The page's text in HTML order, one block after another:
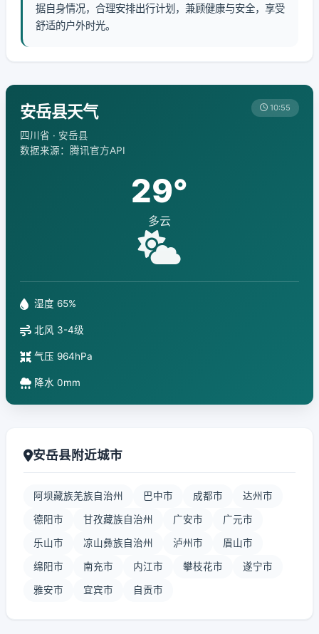
据自身情况，合理安排出行计划，兼顾健康与安全，享受
舒适的户外时光。
安岳县天气
四川省 · 安岳县
数据来源：腾讯官方API
10:55
29°
多云
湿度 65%
北风 3-4级
气压 964hPa
降水 0mm
安岳县附近城市
阿坝藏族羌族自治州 巴中市 成都市 达州市
德阳市 甘孜藏族自治州 广安市 广元市
乐山市 凉山彝族自治州 泸州市 眉山市
绵阳市 南充市 内江市 攀枝花市 遂宁市
雅安市 宜宾市 自贡市